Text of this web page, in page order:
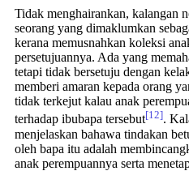
Tidak menghairankan, kalangan
seorang yang dimaklumkan
kerana memusnahkan koleksi
persetujuannya. Ada yang
tetapi tidak bersetuju dengan
memberi amaran kepada orang
tidak terkejut kalau anak
terhadap ibubapa tersebut[12].
menjelaskan bahawa tindakan
oleh bapa itu adalah
anak perempuannya serta